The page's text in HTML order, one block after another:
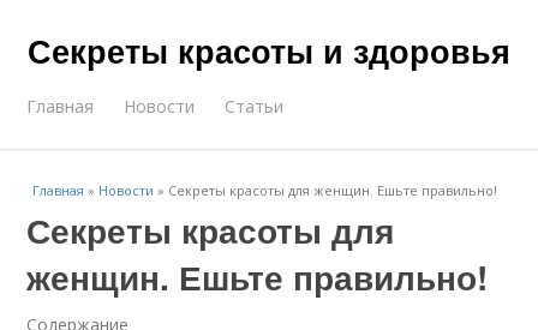
Секреты красоты и здоровья
Главная Новости Статьи
Главная » Новости » Секреты красоты для женщин. Ешьте правильно!
Секреты красоты для
женщин. Ешьте правильно!
Содержание